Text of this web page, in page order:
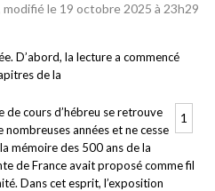
le 19 octobre 2025 à 23h29
D’abord, la lecture a commencé
de la
1
de cours d’hébreu se retrouve
années et ne cesse
mémoire des 500 ans de la
de France avait proposé comme fil
Dans cet esprit, l’exposition